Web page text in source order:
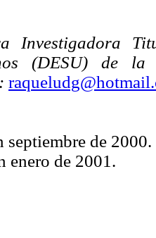
Investigadora
(DESU) de
septiembre de 2000.
enero de 2001.